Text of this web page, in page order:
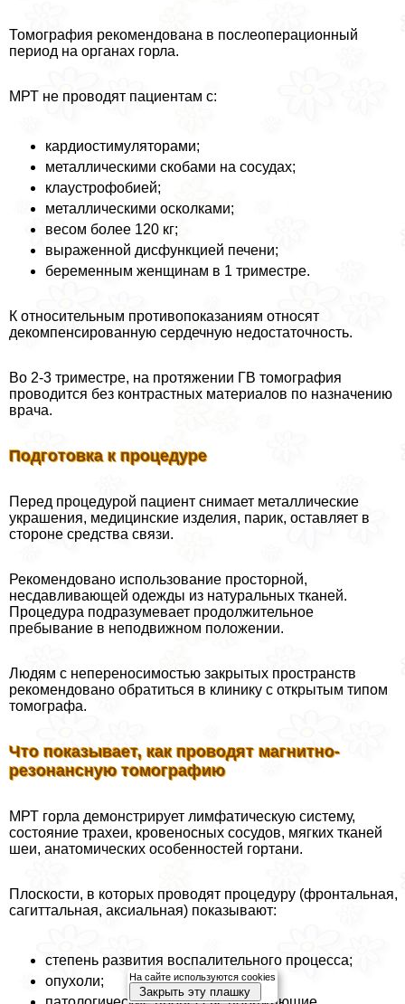
Томография рекомендована в послеоперационный
период на органах горла.
МРТ не проводят пациентам с:
кардиостимуляторами;
металлическими скобами на сосудах;
клаустрофобией;
металлическими осколками;
весом более 120 кг;
выраженной дисфункцией печени;
беременным женщинам в 1 триместре.
К относительным противопоказаниям относят
декомпенсированную сердечную недостаточность.
Во 2-3 триместре, на протяжении ГВ томография
проводится без контрастных материалов по назначению
врача.
Подготовка к процедуре
Перед процедурой пациент снимает металлические
украшения, медицинские изделия, парик, оставляет в
стороне средства связи.
Рекомендовано использование просторной,
несдавливающей одежды из натуральных тканей.
Процедypa подразумевает продолжительное
пребывание в неподвижном положении.
Людям с непереносимостью закрытых прострaнcтв
рекомендовано обратиться в клинику с открытым типом
томографа.
Что показывает, как проводят магнитно-
резонансную томографию
МРТ горла демонстрирует лимфатическую систему,
состояние трахеи, кровеносных сосудов, мягких тканей
шеи, анатомических особенностей гортани.
Плоскости, в которых проводят процедуру (фронтальная,
сагиттальная, аксиальная) показывают:
степень развития воспалительного процесса;
опухоли;
На сайте используются cookies
Закрыть эту плашку